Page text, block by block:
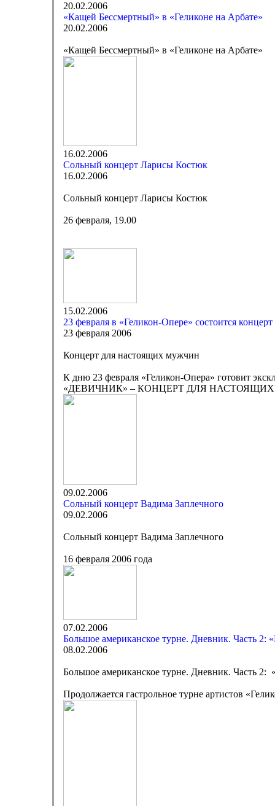
20.02.2006
«Кащей Бессмертный» в «Геликоне на Арбате»
20.02.2006
«Кащей Бессмертный» в «Геликоне на Арбате»
16.02.2006
Сольный концерт Ларисы Костюк
16.02.2006
Сольный концерт Ларисы Костюк
26 февраля, 19.00
15.02.2006
23 февраля в «Геликон-Опере» состоится
23 февраля 2006
Концерт для настоящих мужчин
К дню 23 февраля «Геликон-Опера» готовит
«ДЕВИЧНИК» – КОНЦЕРТ ДЛЯ
09.02.2006
Сольный концерт Вадима Заплечного
09.02.2006
Сольный концерт Вадима Заплечного
16 февраля 2006 года
07.02.2006
Большое американское турне. Дневник. Часть 2:
08.02.2006
Большое американское турне. Дневник. Часть 2:
Продолжается гастрольное турне артистов